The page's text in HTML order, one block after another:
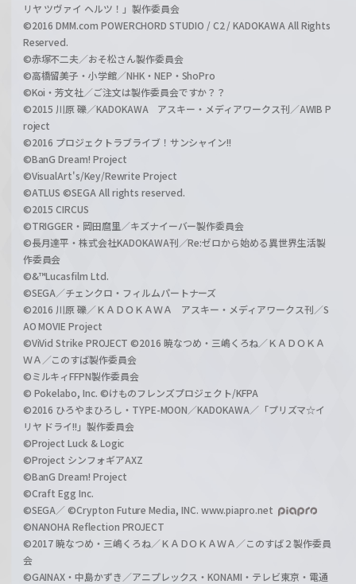
リヤ ツヴァイ ヘルツ！」製作委員会
©2016 DMM.com POWERCHORD STUDIO / C2 / KADOKAWA All Rights
Reserved.
©赤塚不二夫／おそ松さん製作委員会
©高橋留美子・小学館／NHK・NEP・ShoPro
©Koi・芳文社／ご注文は製作委員会ですか？？
©2015 川原 礫／KADOKAWA アスキー・メディアワークス刊／AWIB P
roject
©2016 プロジェクトラブライブ！サンシャイン!!
©BanG Dream! Project
©VisualArt's/Key/Rewrite Project
©ATLUS ©SEGA All rights reserved.
©2015 CIRCUS
©TRIGGER・岡田麿里／キズナイーバー製作委員会
©長月達平・株式会社KADOKAWA刊／Re:ゼロから始める異世界生活製
作委員会
©&™Lucasfilm Ltd.
©SEGA／チェンクロ・フィルムパートナーズ
©2016 川原 礫／ＫＡＤＯＫＡＷＡ アスキー・メディアワークス刊／S
AO MOVIE Project
©ViVid Strike PROJECT ©2016 暁なつめ・三嶋くろね／ＫＡＤＯＫＡ
ＷＡ／このすば製作委員会
©ミルキィFFPN製作委員会
© Pokelabo, Inc. ©けものフレンズプロジェクト/KFPA
©2016 ひろやまひろし・TYPE-MOON／KADOKAWA／「プリズマ☆イ
リヤ ドライ!!」製作委員会
©Project Luck & Logic
©Project シンフォギアAXZ
©BanG Dream! Project
©Craft Egg Inc.
©SEGA／ ©Crypton Future Media, INC. www.piapro.net
©NANOHA Reflection PROJECT
©2017 暁なつめ・三嶋くろね／ＫＡＤＯＫＡＷＡ／このすば２製作委員
会
©GAINAX・中島かずき／アニプレックス・KONAMI・テレビ東京・電通